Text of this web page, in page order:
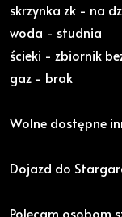
skrzynka zk - na
woda - studnia
ścieki - zbiornik
gaz - brak
Wolne dostępne
Dojazd do
Polecam osobom